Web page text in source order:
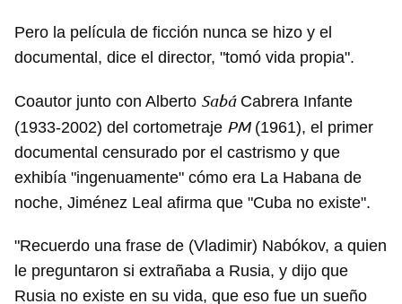
Pero la película de ficción nunca se hizo y el
documental, dice el director, "tomó vida propia".
Coautor junto con Alberto SabáCabrera Infante
(1933-2002) del cortometraje PM(1961), el primer
documental censurado por el castrismo y que
exhibía "ingenuamente" cómo era La Habana de
noche, Jiménez Leal afirma que "Cuba no existe".
"Recuerdo una frase de (Vladimir) Nabókov, a quien
le preguntaron si extrañaba a Rusia, y dijo que
Rusia no existe en su vida, que eso fue un sueño